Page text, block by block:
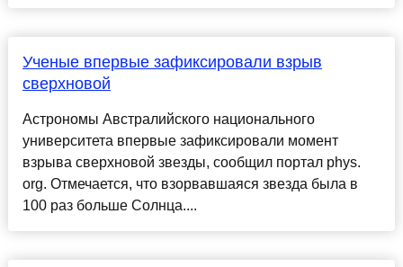
Ученые впервые зафиксировали взрыв
сверхновой
Астрономы Австралийского национального
университета впервые зафиксировали момент
взрыва сверхновой звезды, сообщил портал phys.
org. Отмечается, что взорвавшаяся звезда была в
100 раз больше Солнца....